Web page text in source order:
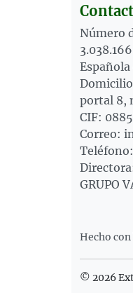
Número
Domicilio
portal 8,
CIF:
Correo:
GRUPO
Hecho con
© 2026